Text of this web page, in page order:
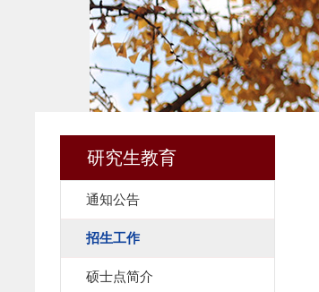
研究生教育
通知公告
招生工作
硕士点简介